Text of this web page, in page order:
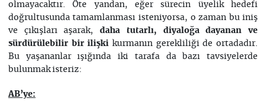
olmayacaktır. Öte yandan, eğer sürecin üyelik hedefi
doğrultusunda tamamlanması isteniyorsa, o zaman bu iniş
ve çıkışları aşarak,daha tutarlı, diyaloğa dayanan ve
sürdürülebilir bir ilişki kurmanın gerekliliği de ortadadır.
Bu yaşananlar ışığında iki tarafa da bazı tavsiyelerde
bulunmak isteriz:
AB’ye: